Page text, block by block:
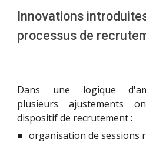
Innovations
processus de
Dans une logique
plusieurs ajustements
dispositif de recrutement :
organisation de sessions